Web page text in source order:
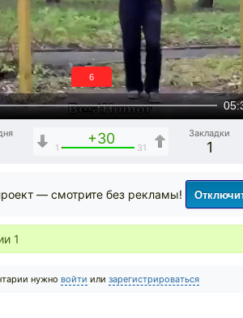
5
+30
1 31
Закладки
1
— смотрите без рекламы!
1
нужно войти или зарегистрироваться